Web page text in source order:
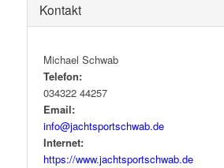
Kontakt
Michael Schwab
Telefon:
034322 44257
Email:
info@jachtsportschwab.de
Internet:
https://www.jachtsportschwab.de